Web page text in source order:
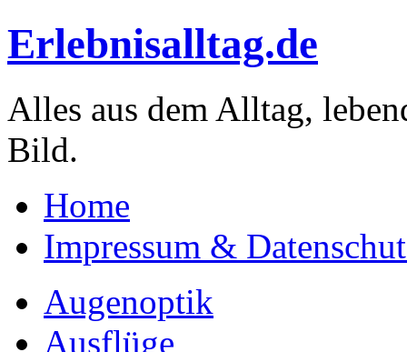
Erlebnisalltag.de
Alles aus dem Alltag,
Bild.
Home
Impressum &
Augenoptik
Ausflüge